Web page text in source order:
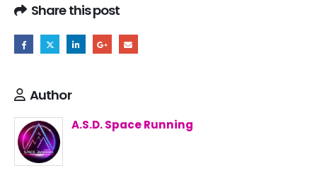
Share this post
Author
A.S.D. Space Running